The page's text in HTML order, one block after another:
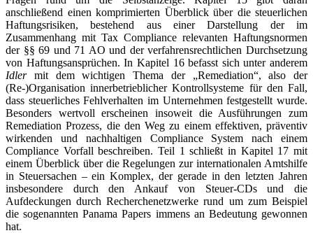
anschließend einen komprimierten Überblick über die steuerlichen
Haftungsrisiken, bestehend aus einer Darstellung der im
Zusammenhang mit Tax Compliance relevanten Haftungsnormen
der §§ 69 und 71 AO und der verfahrensrechtlichen Durchsetzung
von Haftungsansprüchen. In Kapitel 16 befasst sich unter anderem
Idlermit dem wichtigen Thema der „Remediation“, also der
(Re-)Organisation innerbetrieblicher Kontrollsysteme für den Fall,
dass steuerliches Fehlverhalten im Unternehmen festgestellt wurde.
Besonders wertvoll erscheinen insoweit die Ausführungen zum
Remediation Prozess, die den Weg zu einem effektiven, präventiv
wirkenden und nachhaltigen Compliance System nach einem
Compliance Vorfall beschreiben. Teil 1 schließt in Kapitel 17 mit
einem Überblick über die Regelungen zur internationalen Amtshilfe
in Steuersachen – ein Komplex, der gerade in den letzten Jahren
insbesondere durch den Ankauf von Steuer-CDs und die
Aufdeckungen durch Recherchenetzwerke rund um zum Beispiel
die sogenannten Panama Papers immens an Bedeutung gewonnen
hat.